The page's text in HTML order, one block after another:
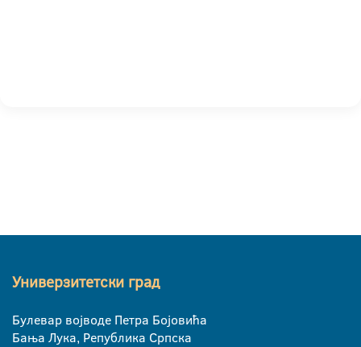
Универзитетски град
Булевар војводе Петра Бојовића
Бања Лука, Република Српска